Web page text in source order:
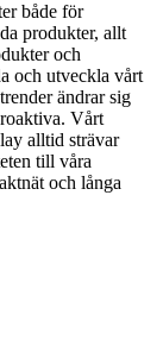
både för
produkter, allt
och
och utveckla vårt
ändrar sig
Vårt
alltid strävar
till våra
och långa